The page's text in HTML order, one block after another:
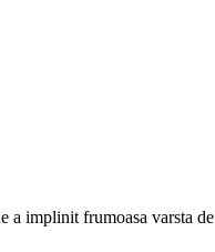
a implinit frumoasa varsta de